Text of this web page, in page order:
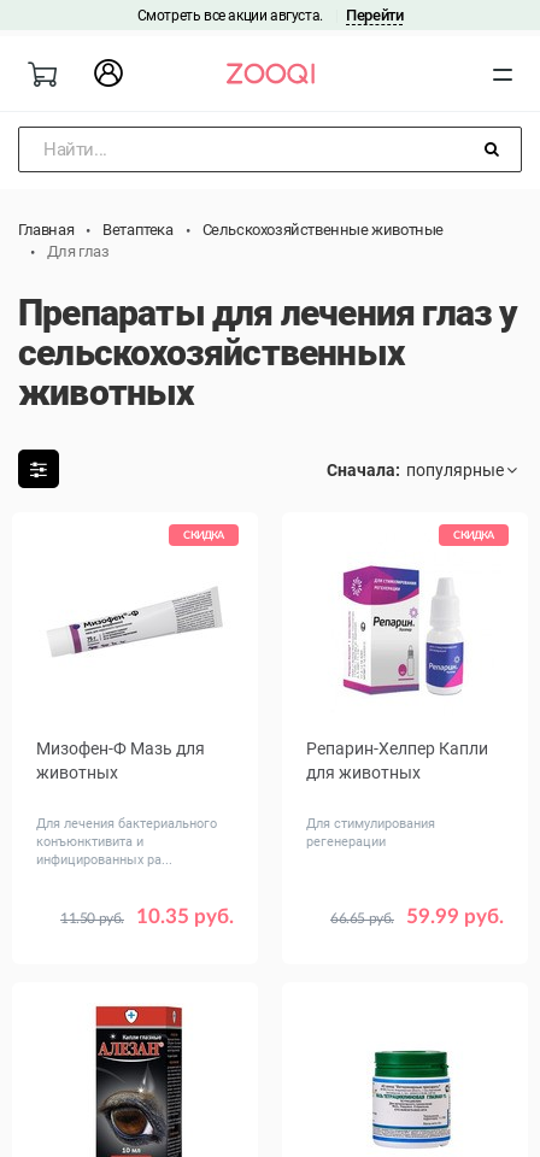
Смотреть все акции августа. Перейти
Найти...
Главная Ветаптека
Сельскохозяйственные животные
Для глаз
Препараты для лечения глаз у
сельскохозяйственных
животных
Сначала:
СКИДКА
Мизофен-Ф Мазь для
животных
Для лечения бактериального
конъюнктивита и
инфицированных ра...
10.35 руб.
11.50 руб.
Объем,
8 75
СКИДКА
Репарин-Хелпер Капли
для животных
Для стимулирования
регенерации
59.99 руб.
66.65 руб.
Объем,
5 10